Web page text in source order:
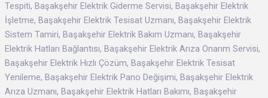
Tespiti, Başakşehir Elektrik Giderme Servisi, Başakşehir Elektrik
İşletme, Başakşehir Elektrik Tesisat Uzmanı, Başakşehir Elektrik
Sistem Tamiri, Başakşehir Elektrik Bakım Uzmanı, Başakşehir
Elektrik Hatları Bağlantısı, Başakşehir Elektrik Arıza Onarım Servisi,
Başakşehir Elektrik Hızlı Çözüm, Başakşehir Elektrik Tesisat
Yenileme, Başakşehir Elektrik Pano Değişimi, Başakşehir Elektrik
Arıza Uzmanı, Başakşehir Elektrik Hatları Bakımı, Başakşehir